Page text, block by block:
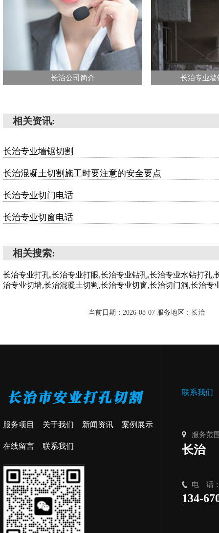
长治公司简介 长治专业
相关资讯:
长治专业墙锯切割
长治混凝土切割施工时要注意的安全要点
长治专业切门电话
长治专业切窗电话
相关搜索:
长治专业打孔,长治专业打眼,长治专业钻孔,长治专业水钻打孔,
治专业切墙,长治混凝土切割,长治专业切窗,长治切门洞,长治专
当前日期：2026-08-07 服务地区：长治
服务项目 关于我们 新闻资讯 案例展示
在线留言 联系我们
联系我们
服务范
长治
电 话
134-